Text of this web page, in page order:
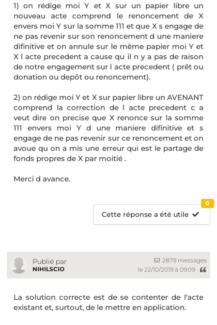
1) on rédige moi Y et X sur un papier libre un
nouveau acte comprend le renoncement de X
envers moi Y sur la somme 111 et que X s engage de
ne pas revenir sur son renoncement d une maniere
difinitive et on annule sur le même papier moi Y et
X l acte precedent a cause qu il n y a pas de raison
de notre engagement sur l acte precedent ( prêt ou
donation ou depôt ou renoncement).
2) on rédige moi Y et X sur papier libre un AVENANT
comprend la correction de l acte precedent c a
veut dire on precise que X renonce sur la somme
111 envers moi Y d une maniere difinitive et s
engage de ne pas revenir sur ce renoncement et on
avoue qu on a mis une erreur qui est le partage de
fonds propres de X par moitié .
Merci d avance.
Cette réponse a été utile
0
Publié par
NIHILSCIO
2879 messages
le 22/10/2019 à 09:09
La solution correcte est de se contenter de l'acte
existant et, surtout, de le mettre en application.